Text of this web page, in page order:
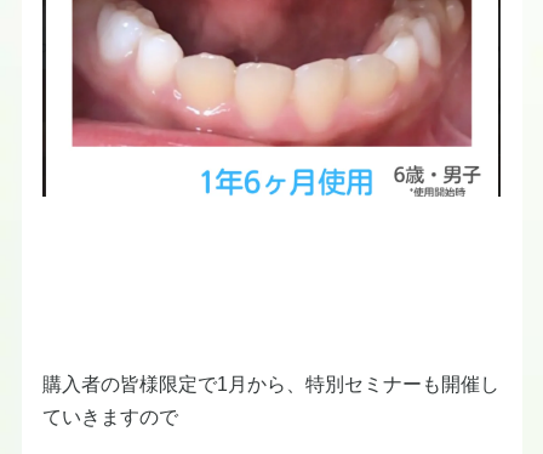
購入者の皆様限定で1月から、特別セミナーも開催し
ていきますので